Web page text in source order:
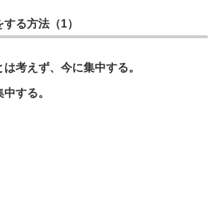
る方法（1）
考えず、今に集中する。
する。